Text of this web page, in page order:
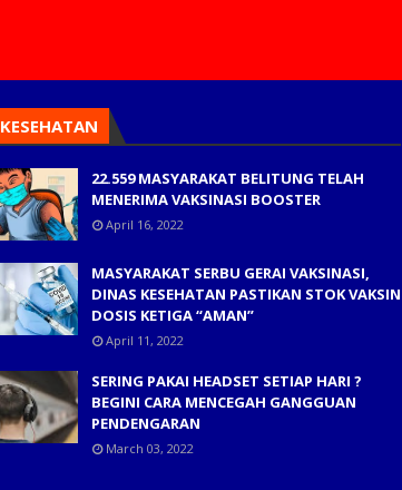
KESEHATAN
22.559 MASYARAKAT BELITUNG TELAH
MENERIMA VAKSINASI BOOSTER
April 16, 2022
MASYARAKAT SERBU GERAI VAKSINASI,
DINAS KESEHATAN PASTIKAN STOK VAKSIN
DOSIS KETIGA “AMAN”
April 11, 2022
SERING PAKAI HEADSET SETIAP HARI ?
BEGINI CARA MENCEGAH GANGGUAN
PENDENGARAN
March 03, 2022